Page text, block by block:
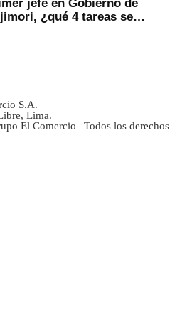
jefe en Gobierno de
¿qué 4 tareas se
S.A.
Lima.
El Comercio | Todos los derechos